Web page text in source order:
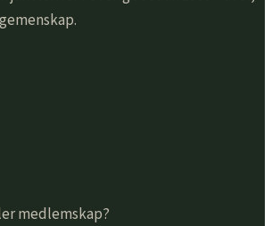
medlemskap?